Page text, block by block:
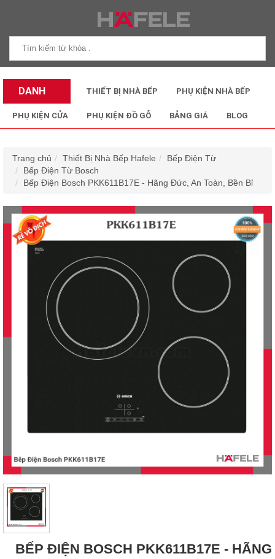
DANH
MỤC SẢN
THIẾT BỊ NHÀ BẾP PHỤ KIỆN NHÀ BẾP
PHỤ KIỆN CỬA PHỤ KIỆN ĐỒ GỖ BẢNG GIÁ BLOG
Trang chủ Thiết Bị Nhà Bếp Hafele
Bếp Điện Từ
Bếp Điện Từ Bosch
Bếp Điện Bosch PKK611B17E - Hãng Đức, An Toàn, Bền Bỉ
BẾP ĐIỆN BOSCH PKK611B17E - HÃNG